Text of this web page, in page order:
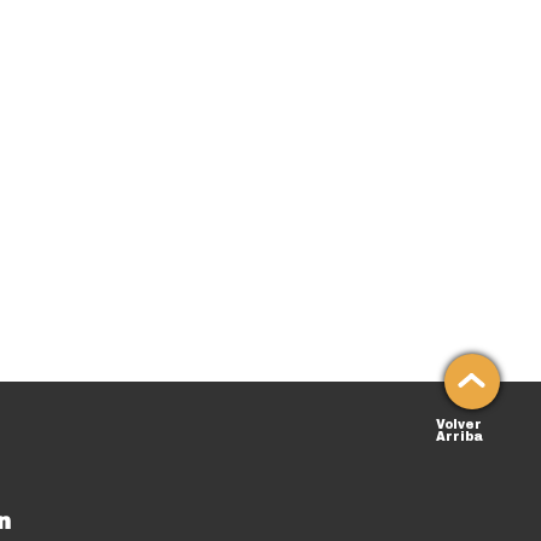
Volver
Arriba